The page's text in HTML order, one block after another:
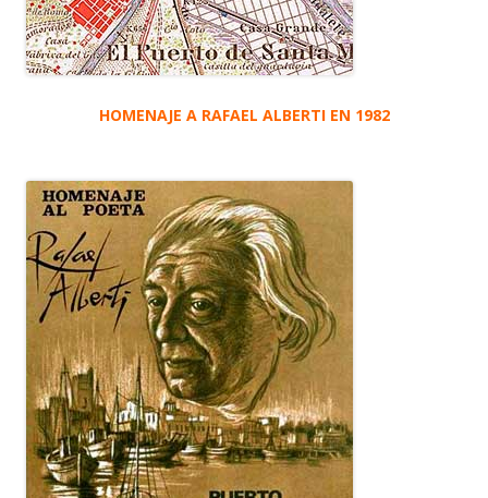
HOMENAJE A RAFAEL ALBERTI EN 1982